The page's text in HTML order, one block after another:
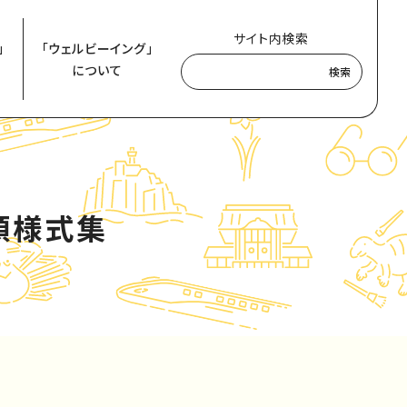
「ウェルビーイング」
について
サイト内検索
検索
様式集